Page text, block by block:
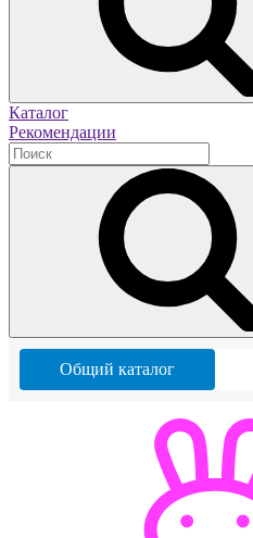
Каталог
Рекомендации
Общий каталог